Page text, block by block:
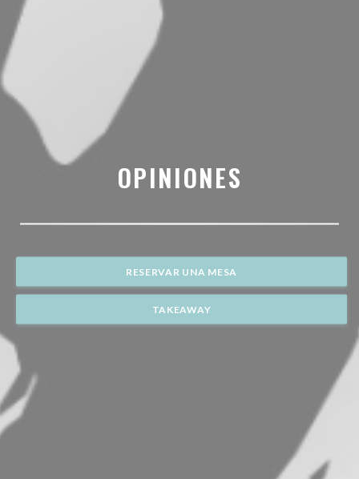
OPINIONES
RESERVAR UNA MESA
TAKEAWAY